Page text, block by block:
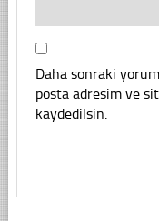
Daha sonraki
posta adresim ve
kaydedilsin.